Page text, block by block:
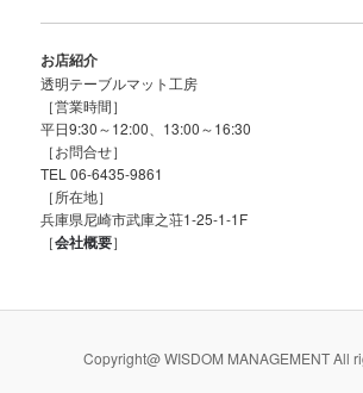
お店紹介
透明テーブルマット工房
［営業時間］
平日9:30～12:00、13:00～16:30
［お問合せ］
TEL 06-6435-9861
［所在地］
兵庫県尼崎市武庫之荘1-25-1-1F
［会社概要］
Copyright@ WISDOM MANAGEMENT All